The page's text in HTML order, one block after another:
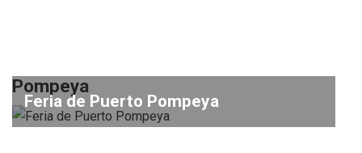
Pompeya
Feria de Puerto Pompeya